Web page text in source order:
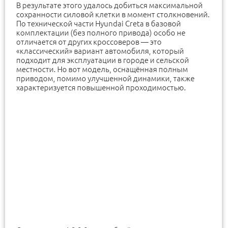
В результате этого удалось добиться максимальной
сохранности силовой клетки в момент столкновений.
По технической части Hyundai Creta в базовой
комплектации (без полного привода) особо не
отличается от других кроссоверов — это
«классический» вариант автомобиля, который
подходит для эксплуатации в городе и сельской
местности. Но вот модель, оснащённая полным
приводом, помимо улучшенной динамики, также
характеризуется повышенной проходимостью.